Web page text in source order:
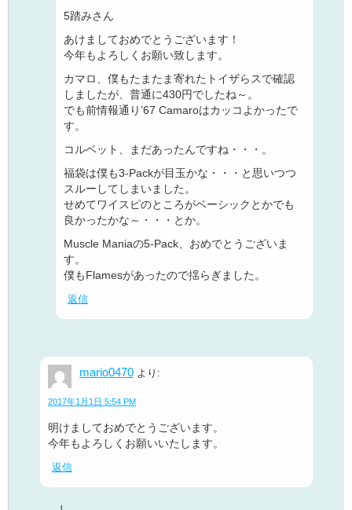
5踏みさん
あけましておめでとうございます！
今年もよろしくお願い致します。
カマロ、僕もたまたま寄れたトイザらスで確認
しましたが、普通に430円でしたね～。
でも前情報通り’67 Camaroはカッコよかったで
す。
コルベット、まだあったんですね・・・。
福袋は僕も3-Packが目玉かな・・・と思いつつ
スルーしてしまいました。
せめてワイスピのところがベーシックとかでも
良かったかな～・・・とか。
Muscle Maniaの5-Pack、おめでとうございま
す。
僕もFlamesがあったので揺らぎました。
返信
mario0470 より:
2017年1月1日 5:54 PM
明けましておめでとうございます。
今年もよろしくお願いいたします。
返信